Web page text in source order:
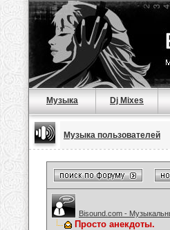
Музыка Dj Mixes
Музыка пользователей
Bisound.com -
Просто анекдоты.